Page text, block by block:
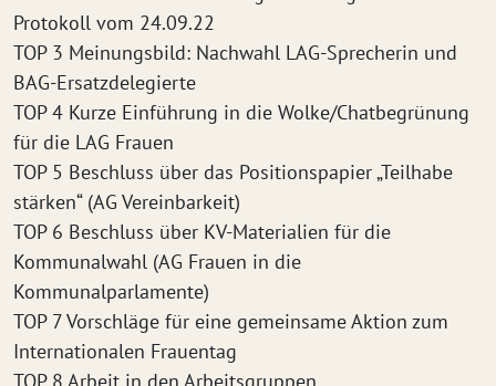
Protokoll vom 24.09.22
TOP 3 Meinungsbild: Nachwahl LAG-Sprecherin und
BAG-Ersatzdelegierte
TOP 4 Kurze Einführung in die Wolke/Chatbegrünung
für die LAG Frauen
TOP 5 Beschluss über das Positionspapier „Teilhabe
stärken“ (AG Vereinbarkeit)
TOP 6 Beschluss über KV-Materialien für die
Kommunalwahl (AG Frauen in die
Kommunalparlamente)
TOP 7 Vorschläge für eine gemeinsame Aktion zum
Internationalen Frauentag